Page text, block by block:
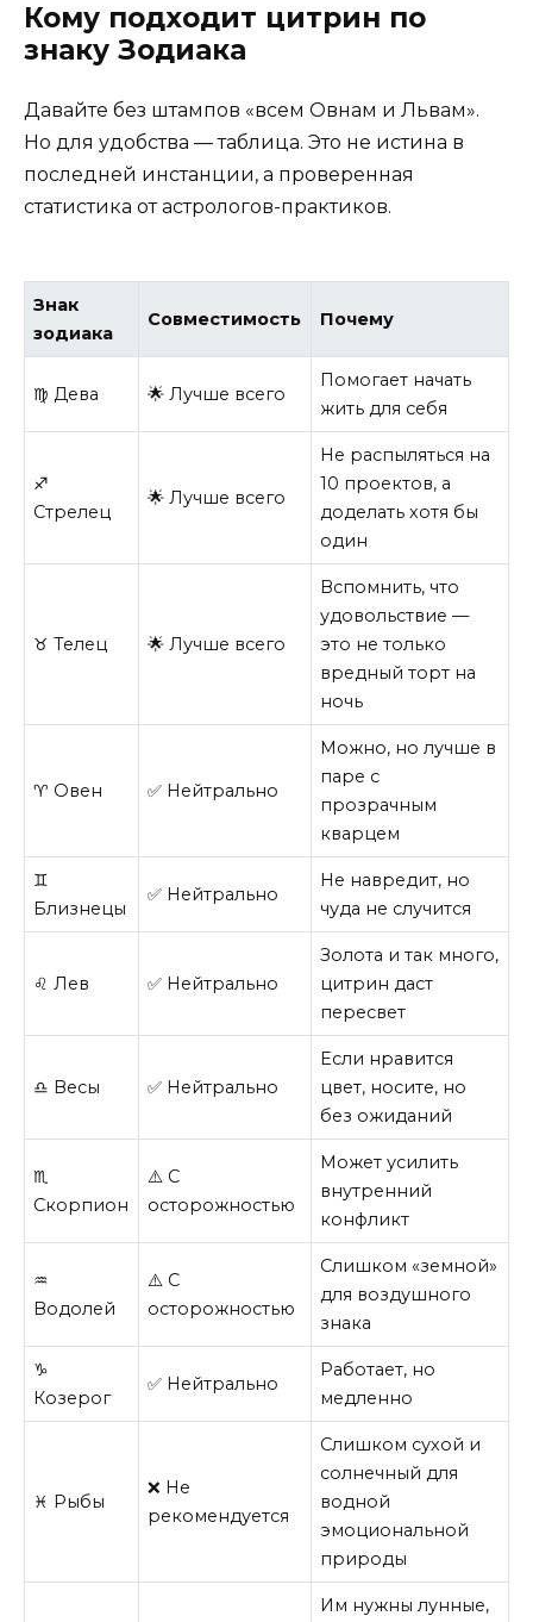
Кому подходит цитрин по
знаку Зодиака
Давайте без штампов «всем Овнам и Львам».
Но для удобства — таблица. Это не истина в
последней инстанции, а проверенная
статистика от астрологов-практиков.
Знак
зодиака
Совместимость Почему
♍ Дева 🌟 Лучше всего
Помогает начать
жить для себя
♐
Стрелец
🌟 Лучше всего
Не распыляться на
10 проектов, а
доделать хотя бы
один
♉ Телец 🌟 Лучше всего
Вспомнить, что
удовольствие —
это не только
вредный торт на
ночь
♈ Овен ✅ Нейтрально
Можно, но лучше в
паре с
прозрачным
кварцем
♊
Близнецы
✅ Нейтрально
Не навредит, но
чуда не случится
♌ Лев ✅ Нейтрально
Золота и так много,
цитрин даст
пересвет
♎ Весы ✅ Нейтрально
Если нравится
цвет, носите, но
без ожиданий
♏
Скорпион
⚠️ С
осторожностью
Может усилить
внутренний
конфликт
♒
Водолей
⚠️ С
осторожностью
Слишком «земной»
для воздушного
знака
♑
Козерог
✅ Нейтрально
Работает, но
медленно
♓ Рыбы
❌ Не
рекомендуется
Слишком сухой и
солнечный для
водной
эмоциональной
природы
Им нужны лунные,